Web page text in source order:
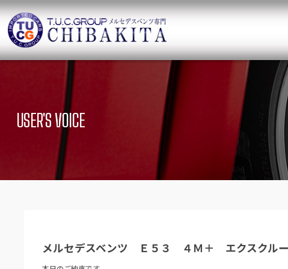
TUCグループ メル
ニュース 在庫リスト
SUV Stock list
保証＆サービス アクセスマ
特別作業について
Special service
オーダーサ
会社概要
USER'S VOICE
メルセデスベンツ Ｅ５３ ４Ｍ＋ エクスクル